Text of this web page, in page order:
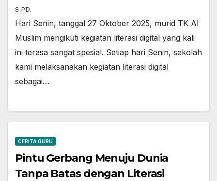
S.PD.
Hari Senin, tanggal 27 Oktober 2025, murid TK Al
Muslim mengikuti kegiatan literasi digital yang kali
ini terasa sangat spesial. Setiap hari Senin, sekolah
kami melaksanakan kegiatan literasi digital
sebagai…
CERITA GURU
Pintu Gerbang Menuju Dunia
Tanpa Batas dengan Literasi